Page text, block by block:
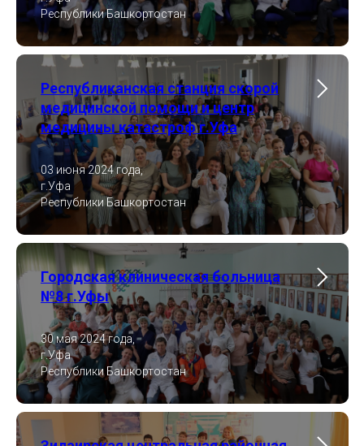
Республики Башкортостан
Республиканская станция скорой
медицинской помощи и центр
медицины катастроф г.Уфа
03 июня 2024 года,
г.Уфа
Республики Башкортостан
Городская клиническая больница
№8 г.Уфы
30 мая 2024 года,
г.Уфа
Республики Башкортостан